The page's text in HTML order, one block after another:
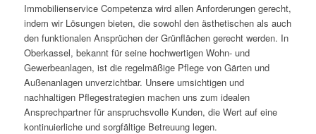
Immobilienservice Competenza wird allen Anforderungen gerecht,
indem wir Lösungen bieten, die sowohl den ästhetischen als auch
den funktionalen Ansprüchen der Grünflächen gerecht werden. In
Oberkassel, bekannt für seine hochwertigen Wohn- und
Gewerbeanlagen, ist die regelmäßige Pflege von Gärten und
Außenanlagen unverzichtbar. Unsere umsichtigen und
nachhaltigen Pflegestrategien machen uns zum idealen
Ansprechpartner für anspruchsvolle Kunden, die Wert auf eine
kontinuierliche und sorgfältige Betreuung legen.